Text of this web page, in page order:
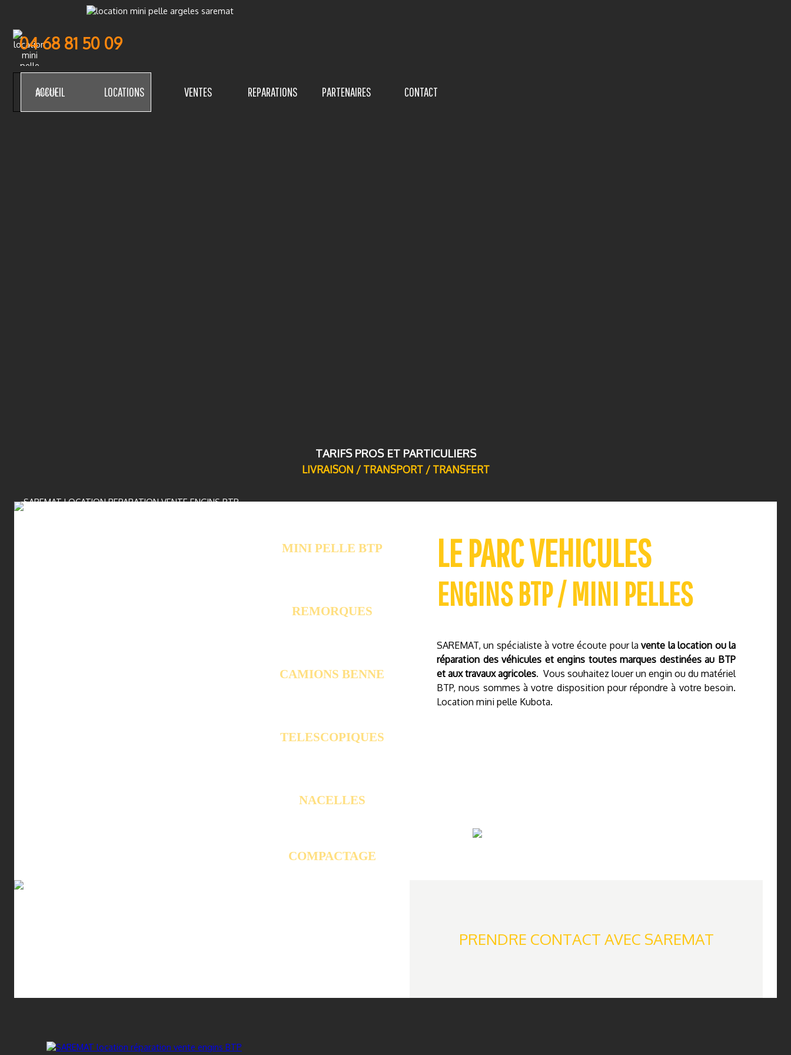
ACCUEIL LOCATIONS VENTES REPARATIONS PARTENAIRES CONTACT
04 68 81 50 09
TARIFS PROS ET PARTICULIERS
LIVRAISON / TRANSPORT / TRANSFERT
MINI PELLE BTP
REMORQUES
CAMIONS BENNE
TELESCOPIQUES
NACELLES
COMPACTAGE
LE PARC VEHICULES
ENGINS BTP / MINI PELLES
SAREMAT, un spécialiste à votre écoute pour lavente la location ou la
réparation des véhicules et engins toutes marques destinées au BTP
et aux travaux agricoles. Vous souhaitez louer un engin ou du matériel
BTP, nous sommes à votre disposition pour répondre à votre besoin.
Location mini pelle Kubota.
PRENDRE CONTACT AVEC SAREMAT